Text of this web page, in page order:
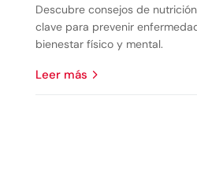
Descubre consejos de
clave para prevenir
bienestar físico y mental.
leer más